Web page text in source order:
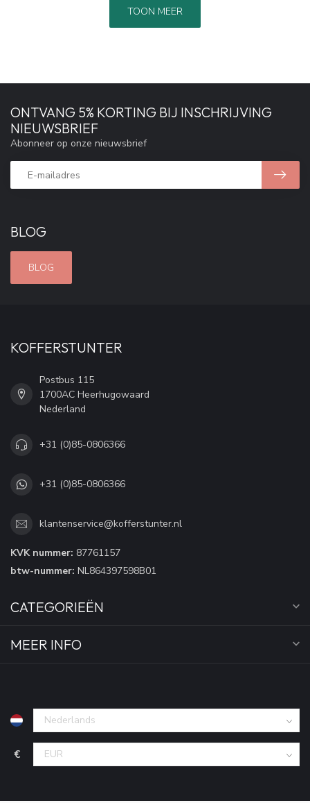
TOON MEER
BLOG
BLOG
ONTVANG 5% KORTING BIJ INSCHRIJVING
NIEUWSBRIEF
Abonneer op onze nieuwsbrief
KOFFERSTUNTER
Postbus 115
1700AC Heerhugowaard
Nederland
+31 (0)85-0806366
+31 (0)85-0806366
klantenservice@kofferstunter.nl
KVK nummer: 87761157
btw-nummer: NL864397598B01
CATEGORIEËN
MEER INFO
€